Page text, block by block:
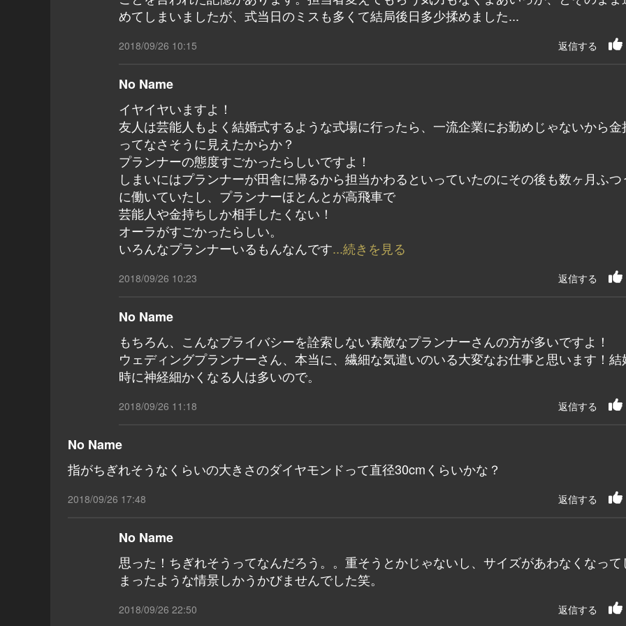
めてしまいましたが、式当日のミスも多くて結局後日多少揉めました...
2018/09/26 10:15 返信する
No Name
イヤイヤいますよ！
友人は芸能人もよく結婚式するような式場に行ったら、一流企業にお勤めじゃないから金
ってなさそうに見えたからか？
プランナーの態度すごかったらしいですよ！
しまいにはプランナーが田舎に帰るから担当かわるといっていたのにその後も数ヶ月ふつ
に働いていたし、プランナーほとんとが高飛車で
芸能人や金持ちしか相手したくない！
オーラがすごかったらしい。
いろんなプランナーいるもんなんです...続きを見る
2018/09/26 10:23 返信する
No Name
もちろん、こんなプライバシーを詮索しない素敵なプランナーさんの方が多いですよ！
ウェディングプランナーさん、本当に、繊細な気遣いのいる大変なお仕事と思います！結
時に神経細かくなる人は多いので。
2018/09/26 11:18 返信する
No Name
指がちぎれそうなくらいの大きさのダイヤモンドって直径30cmくらいかな？
2018/09/26 17:48 返信する
No Name
思った！ちぎれそうってなんだろう。。重そうとかじゃないし、サイズがあわなくなって
まったような情景しかうかびませんでした笑。
2018/09/26 22:50 返信する